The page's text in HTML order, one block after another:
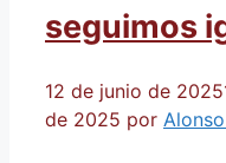
seguimos
12 de junio de 2025
de 2025 por